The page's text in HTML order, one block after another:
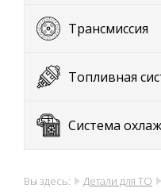
Трансмиссия
Топливная
Система
Вы здесь: Детали для ТО